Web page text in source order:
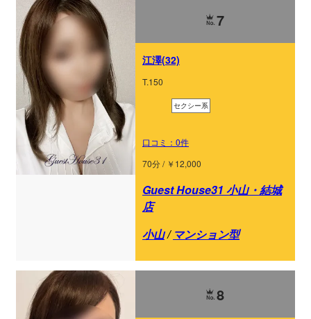
7
江澤(32)
T.150
セクシー系
口コミ：0件
70分 / ￥12,000
Guest House31 小山・結城
店
小山/ マンション型
8